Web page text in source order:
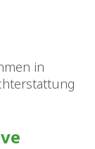
in